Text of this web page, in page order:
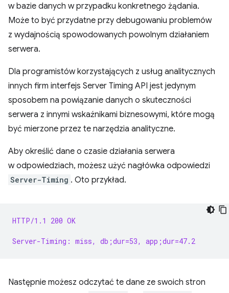
w bazie danych w przypadku konkretnego żądania.
Może to być przydatne przy debugowaniu problemów
z wydajnością spowodowanych powolnym działaniem
serwera.
Dla programistów korzystających z usług analitycznych
innych firm interfejs Server Timing API jest jedynym
sposobem na powiązanie danych o skuteczności
serwera z innymi wskaźnikami biznesowymi, które mogą
być mierzone przez te narzędzia analityczne.
Aby określić dane o czasie działania serwera
w odpowiedziach, możesz użyć nagłówka odpowiedzi
Server-Timing . Oto przykład.
HTTP/1.1 200 OK
Server-Timing: miss, db;dur=53, app;dur=47.2
Następnie możesz odczytać te dane ze swoich stron